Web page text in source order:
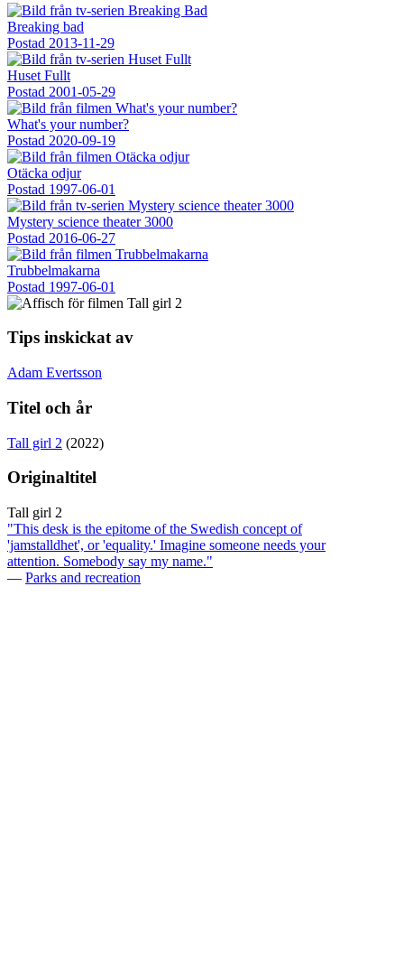
Breaking bad
Postad 2013-11-29
Huset Fullt
Postad 2001-05-29
What's your number?
Postad 2020-09-19
Otäcka odjur
Postad 1997-06-01
Mystery science theater 3000
Postad 2016-06-27
Trubbelmakarna
Postad 1997-06-01
Tips inskickat av
Adam Evertsson
Titel och år
Tall girl 2 (2022)
Originaltitel
Tall girl 2
"This desk is the epitome of the Swedish concept of
'jamstalldhet', or 'equality.' Imagine someone needs your
attention. Somebody say my name."
— Parks and recreation